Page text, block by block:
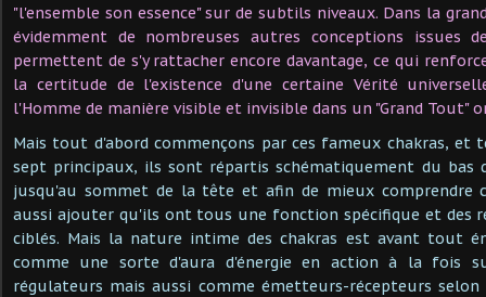
"l'ensemble son essence" sur de subtils niveaux. Dans la
évidemment de nombreuses autres conceptions issues
permettent de s'y rattacher encore davantage, ce qui
la certitude de l'existence d'une certaine Vérité
l'Homme de manière visible et invisible dans un "Grand Tout"
Mais tout d'abord commençons par ces fameux chakras, et
sept principaux, ils sont répartis schématiquement du bas
jusqu'au sommet de la tête et afin de mieux
aussi ajouter qu'ils ont tous une fonction spécifique et des
ciblés. Mais la nature intime des chakras est avant tout
comme une sorte d'aura d'énergie en action à la fois
régulateurs mais aussi comme émetteurs-récepteurs selon